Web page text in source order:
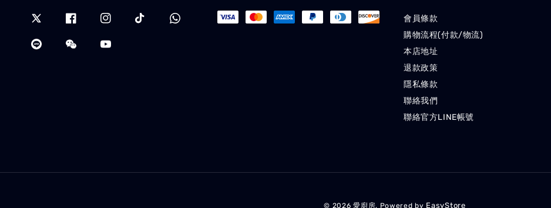
會員條款
購物流程(付款/物流)
本店地址
退款政策
隱私條款
聯絡我們
聯絡官方LINE帳號
© 2026 愛廚房. Powered by EasyStore